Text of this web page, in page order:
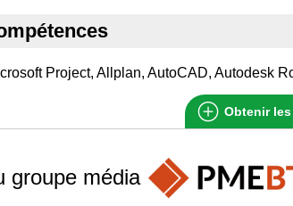
Project, Allplan, AutoCAD, Autodesk
Obtenir
groupe média